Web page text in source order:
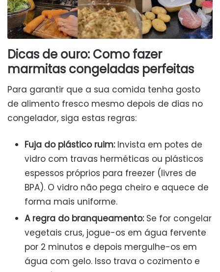
Dicas de ouro: Como fazer
marmitas congeladas perfeitas
Para garantir que a sua comida tenha gosto
de alimento fresco mesmo depois de dias no
congelador, siga estas regras:
Fuja do plástico ruim:Invista em potes de
vidro com travas herméticas ou plásticos
espessos próprios para freezer (livres de
BPA). O vidro não pega cheiro e aquece de
forma mais uniforme.
A regra do branqueamento:Se for congelar
vegetais crus, jogue-os em água fervente
por 2 minutos e depois mergulhe-os em
água com gelo. Isso trava o cozimento e